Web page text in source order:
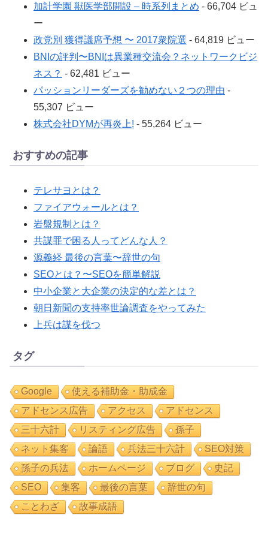
加計学園 獣医学部開設 – 時系列まとめ - 66,704 ビュ
ー
政党別 獲得議席予想 〜 2017衆院選 - 64,819 ビュー
BNIの評判〜BNIは異業種交流会？ネットワークビジ
ネス？ - 62,481 ビュー
パッションリーダーズを勧めない２つの理由 -
55,307 ビュー
株式会社DYMが再炎上! - 55,264 ビュー
おすすめの記事
テレサヨとは？
ファイアウォールとは？
岩盤規制とは？
共謀罪で困る人ってどんな人？
源義経 最後の言葉〜辞世の句
SEOとは？〜SEOを簡単解説
中小企業と大企業の決定的な差とは？
朝日新聞の支持率世論調査をやってみた
上兵は謀を伐つ
タグ
Google
使える補助金・助成金
アドセンス広告
アクセス
アドセンス
三十六計
リスティング広告
孫子
ネット集客
論語 兵法三十六計
SEO対策
孫子の兵法
ホームページ ブログ
史記
SEO
集客 最後の言葉
辞世の句
ことわざ
故事成語